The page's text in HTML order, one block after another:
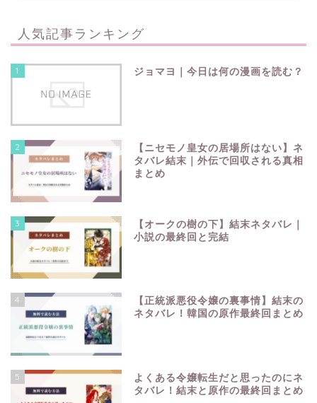
人気記事ランキング
1 ジョマヨ｜今日は何の漫画を読む？
2
【ニセモノ皇女の居場所はない】ネ
タバレ結末｜外伝で回収される真相
まとめ
3
【オークの樹の下】結末ネタバレ｜
小説の最終回と完結
4
【正統派悪役令嬢の裏事情】結末の
ネタバレ！韓国の原作最終回まとめ
5
よくある令嬢転生だと思ったのにネ
タバレ！結末と原作の最終回まとめ